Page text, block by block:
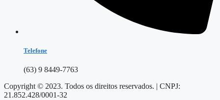
Telefone
(63) 9 8449-7763
Copyright © 2023. Todos os direitos reservados. | CNPJ:
21.852.428/0001-32